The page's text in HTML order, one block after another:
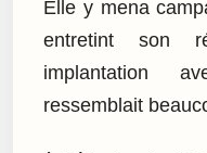
Elle y mena
entretint son
implantation
ressemblait